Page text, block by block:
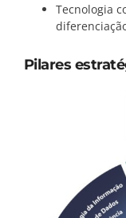
Tecnologia
Pilares